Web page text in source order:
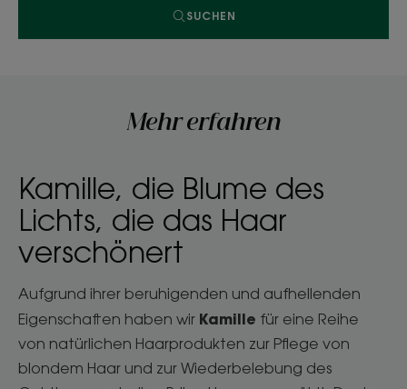
SUCHEN
Mehr erfahren
Kamille, die Blume des
Lichts, die das Haar
verschönert
Aufgrund ihrer beruhigenden und aufhellenden
Eigenschaften haben wir Kamille für eine Reihe
von natürlichen Haarprodukten zur Pflege von
blondem Haar und zur Wiederbelebung des